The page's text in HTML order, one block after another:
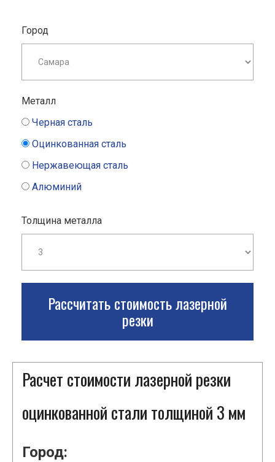
Город
Металл
Черная сталь
Оцинкованная сталь
Нержавеющая сталь
Алюминий
Толщина металла
Рассчитать стоимость лазерной
резки
Расчет стоимости лазерной резки
оцинкованной стали толщиной 3 мм
Город: